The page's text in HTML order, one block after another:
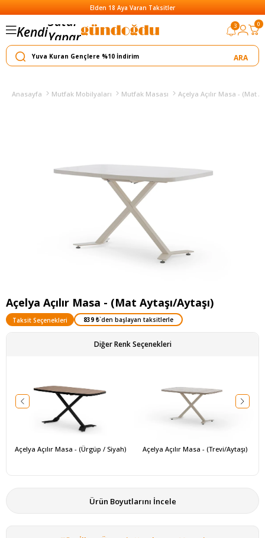
Elden 18 Aya Varan Taksitler
KendiYapar
Satar
3 0
Anasayfa Mutfak Mobilyaları Mutfak Masası Açelya Açılır Masa - (Mat
Açelya Açılır Masa - (Mat Aytaşı/Aytaşı)
Taksit Seçenekleri 839 ₺`den başlayan taksitlerle
Diğer Renk Seçenekleri
Açelya Açılır Masa - (Ürgüp / Siyah) Açelya Açılır Masa - (Trevi/Aytaşı)
Ürün Boyutlarını İncele